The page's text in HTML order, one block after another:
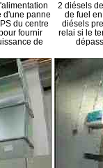
d'une panne
du centre
fournir
de
2 diésels
de fuel
diésels
relai si le